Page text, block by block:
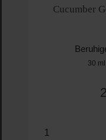
Cucumber
30 ml
Produkt